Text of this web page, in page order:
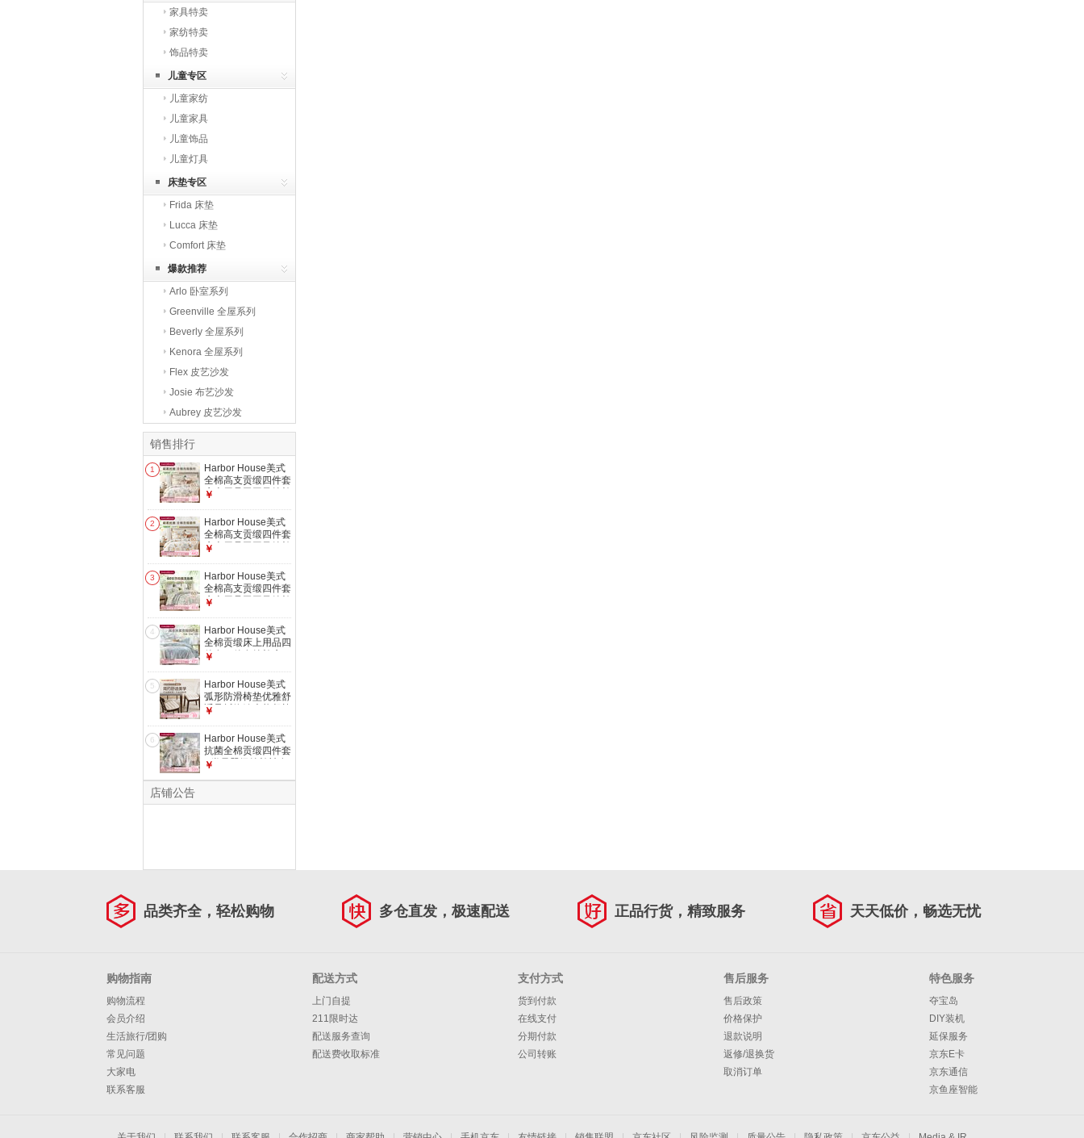
家具特卖
家纺特卖
饰品特卖
儿童专区
儿童家纺
儿童家具
儿童饰品
儿童灯具
床垫专区
Frida 床垫
Lucca 床垫
Comfort 床垫
爆款推荐
Arlo 卧室系列
Greenville 全屋系列
Beverly 全屋系列
Kenora 全屋系列
Flex 皮艺沙发
Josie 布艺沙发
Aubrey 皮艺沙发
销售排行
1
Harbor House美式
全棉高支贡缎四件套
床上用品田园风纯棉
艺术花鸟【Parrot四
件套】 1.8米 床单款
（被套
220*240cm）
￥
2
Harbor House美式
全棉高支贡缎四件套
床上用品田园风纯棉
艺术花鸟【Parrot四
件套】 1.5米 床单款
（被套
200*230cm）
￥
3
Harbor House美式
全棉高支贡缎四件套
床上用品田园风纯棉
绿意盎然风【Arbor
四件套】 1.8米 床单
款 （被套
220*240cm）
￥
4
Harbor House美式
全棉贡缎床上用品四
件套三件套纯棉床
件 珊瑚之梦贡缎四
件套-床单款 60支
Coral Tide 1.5米 床
单款 被套
200*230cm 四件套
￥
5
Harbor House美式
弧形防滑椅垫优雅舒
适承托绗缝坐垫餐椅
滑可水洗弧形椅垫
大-43X44X2.5cm
￥
6
Harbor House美式
抗菌全棉贡缎四件套
A类母婴级纯棉被套
￥
店铺公告
品类齐全，轻松购物 多仓直发，极速配送 正品行货，精致服务 天天低价，畅选无忧
购物指南
购物流程
会员介绍
生活旅行/团购
常见问题
大家电
联系客服
配送方式
上门自提
211限时达
配送服务查询
配送费收取标准
支付方式
货到付款
在线支付
分期付款
公司转账
售后服务
售后政策
价格保护
退款说明
返修/退换货
取消订单
特色服务
夺宝岛
DIY装机
延保服务
京东E卡
京东通信
京鱼座智能